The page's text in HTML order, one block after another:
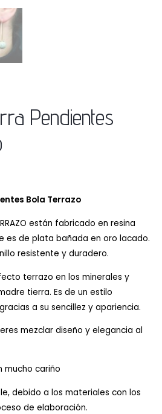
Pendientes
Bola Terrazo
están fabricado en resina
es de plata bañada en oro lacado.
resistente y duradero.
terrazo en los minerales y
tierra. Es de un estilo
a su sencillez y apariencia.
mezclar diseño y elegancia al
mucho cariño
debido a los materiales con los
de elaboración.